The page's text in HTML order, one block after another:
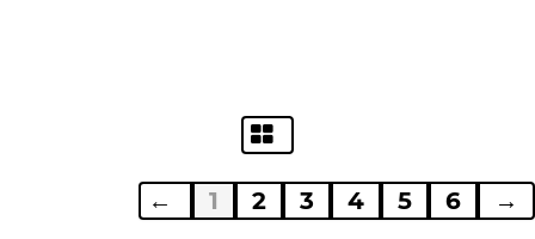
← 1 2 3 4 5 6 →